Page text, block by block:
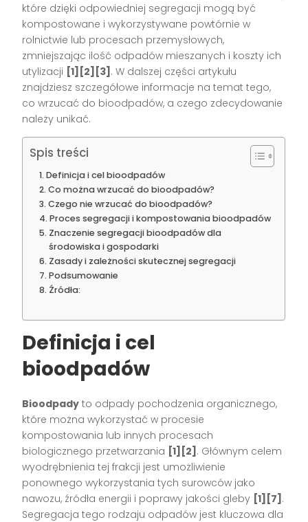
które dzięki odpowiedniej segregacji mogą być
kompostowane i wykorzystywane powtórnie w
rolnictwie lub procesach przemysłowych,
zmniejszając ilość odpadów mieszanych i koszty ich
utylizacji [1][2][3] . W dalszej części artykułu
znajdziesz szczegółowe informacje na temat tego,
co wrzucać do bioodpadów, a czego zdecydowanie
należy unikać.
Spis treści
Definicja i cel bioodpadów
Co można wrzucać do bioodpadów?
Czego nie wrzucać do bioodpadów?
Proces segregacji i kompostowania bioodpadów
Znaczenie segregacji bioodpadów dla
środowiska i gospodarki
Zasady i zależności skutecznej segregacji
Podsumowanie
Źródła:
Definicja i cel
bioodpadów
Bioodpady to odpady pochodzenia organicznego,
które można wykorzystać w procesie
kompostowania lub innych procesach
biologicznego przetwarzania [1][2] . Głównym celem
wyodrębnienia tej frakcji jest umożliwienie
ponownego wykorzystania tych surowców jako
nawozu, źródła energii i poprawy jakości gleby [1][7] .
Segregacja tego rodzaju odpadów jest kluczowa dla